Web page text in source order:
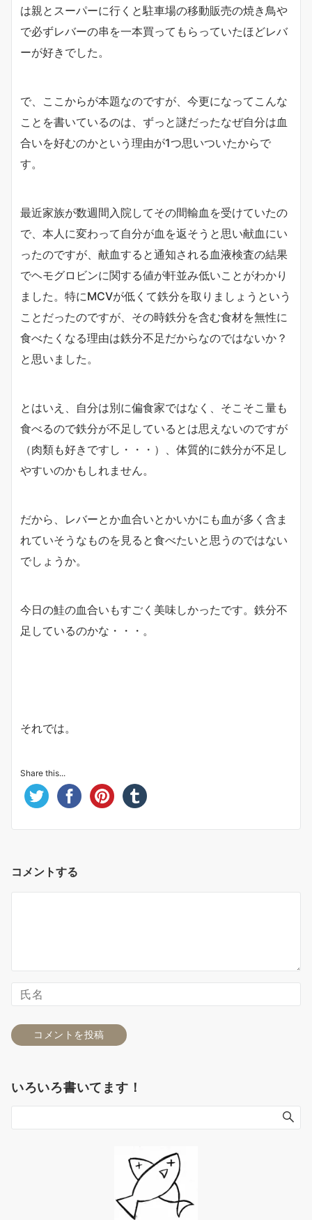
は親とスーパーに行くと駐車場の移動販売の焼き鳥や
で必ずレバーの串を一本買ってもらっていたほどレバ
ーが好きでした。
で、ここからが本題なのですが、今更になってこんな
ことを書いているのは、ずっと謎だったなぜ自分は血
合いを好むのかという理由が1つ思いついたからで
す。
最近家族が数週間入院してその間輸血を受けていたの
で、本人に変わって自分が血を返そうと思い献血にい
ったのですが、献血すると通知される血液検査の結果
でヘモグロビンに関する値が軒並み低いことがわかり
ました。特にMCVが低くて鉄分を取りましょうという
ことだったのですが、その時鉄分を含む食材を無性に
食べたくなる理由は鉄分不足だからなのではないか？
と思いました。
とはいえ、自分は別に偏食家ではなく、そこそこ量も
食べるので鉄分が不足しているとは思えないのですが
（肉類も好きですし・・・）、体質的に鉄分が不足し
やすいのかもしれません。
だから、レバーとか血合いとかいかにも血が多く含ま
れていそうなものを見ると食べたいと思うのではない
でしょうか。
今日の鮭の血合いもすごく美味しかったです。鉄分不
足しているのかな・・・。
それでは。
Share this...
コメントする
いろいろ書いてます！